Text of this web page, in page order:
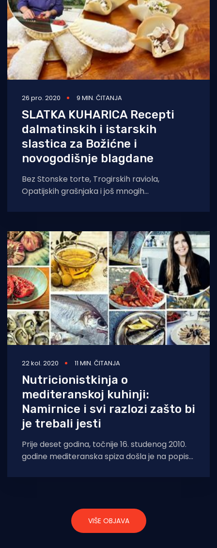
26 pro. 2020 9 MIN. ČITANJA
SLATKA KUHARICA Recepti
dalmatinskih i istarskih
slastica za Božićne i
novogodišnje blagdane
Bez Stonske torte, Trogirskih raviola,
Opatijskih grašnjaka i još mnogih
Novogodišnji blagdani u
22 kol. 2020 11 MIN. ČITANJA
Nutricionistkinja o
mediteranskoj kuhinji:
Namirnice i svi razlozi zašto bi
je trebali jesti
Prije deset godina, točnije 16. studenog 2010.
godine mediteranska spiza došla je na popis
Tako
VIŠE OBJAVA